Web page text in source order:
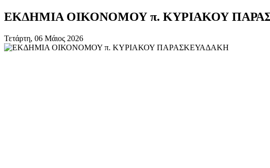
ΕΚΔΗΜΙΑ ΟΙΚΟΝΟΜΟΥ π. ΚΥΡΙΑΚΟΥ
Τετάρτη, 06 Μάιος 2026